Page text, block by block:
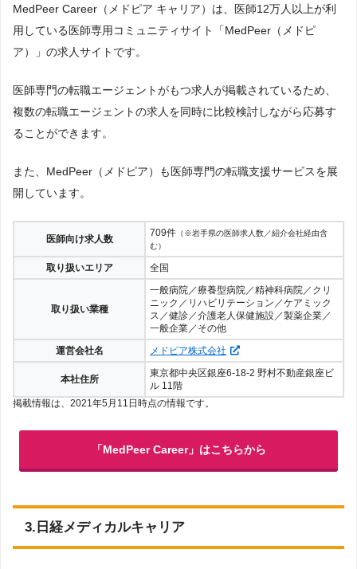
MedPeer Career（メドピア キャリア）は、医師12万人以上が利
用している医師専用コミュニティサイト「MedPeer（メドピ
ア）」の求人サイトです。
医師専門の転職エージェントがもつ求人が掲載されているため、
複数の転職エージェントの求人を同時に比較検討しながら応募す
ることができます。
また、MedPeer（メドピア）も医師専門の転職支援サービスを展
開しています。
医師向け求人数
709件 （※岩手県の医師求人数／紹介会社経由含
む）
取り扱いエリア 全国
取り扱い業種
一般病院／療養型病院／精神科病院／クリ
ニック／リハビリテーション／ケアミック
ス／健診／介護老人保健施設／製薬企業／
一般企業／その他
運営会社名
メドピア株式会社
本社住所
東京都中央区銀座6-18-2 野村不動産銀座ビ
ル 11階
掲載情報は、2021年5月11日時点の情報です。
「MedPeer Career」はこちらから
3.日経メディカルキャリア